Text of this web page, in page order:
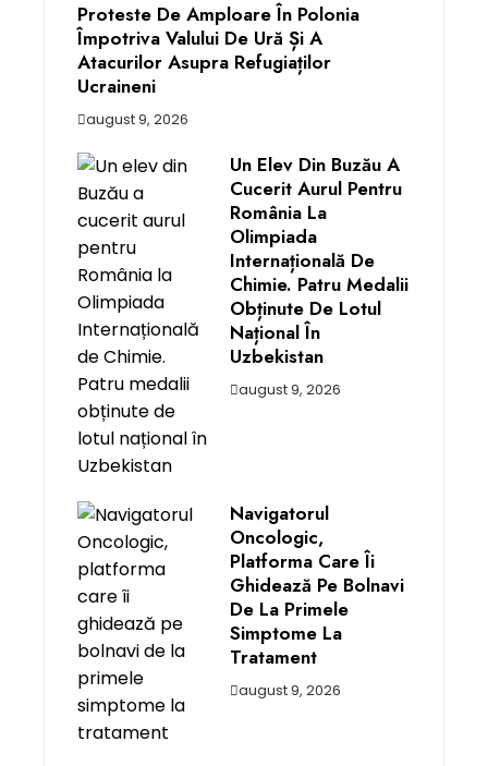
Proteste De Amploare În Polonia
Împotriva Valului De Ură Și A
Atacurilor Asupra Refugiaților
Ucraineni
august 9, 2026
Un Elev Din Buzău A
Cucerit Aurul Pentru
România La
Olimpiada
Internațională De
Chimie. Patru Medalii
Obținute De Lotul
Național În
Uzbekistan
august 9, 2026
Navigatorul
Oncologic,
Platforma Care Îi
Ghidează Pe Bolnavi
De La Primele
Simptome La
Tratament
august 9, 2026